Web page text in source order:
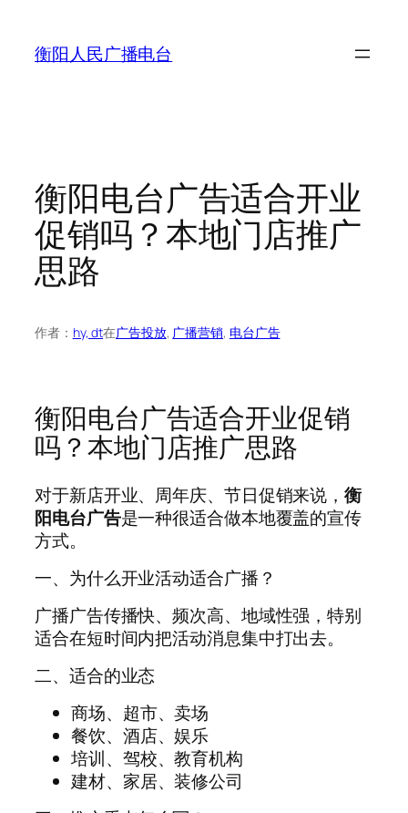
衡阳人民广播电台
衡阳电台广告适合开业
促销吗？本地门店推广
思路
作者： hy, dt在广告投放, 广播营销, 电台广告
衡阳电台广告适合开业促销
吗？本地门店推广思路
对于新店开业、周年庆、节日促销来说，衡
阳电台广告是一种很适合做本地覆盖的宣传
方式。
一、为什么开业活动适合广播？
广播广告传播快、频次高、地域性强，特别
适合在短时间内把活动消息集中打出去。
二、适合的业态
商场、超市、卖场
餐饮、酒店、娱乐
培训、驾校、教育机构
建材、家居、装修公司